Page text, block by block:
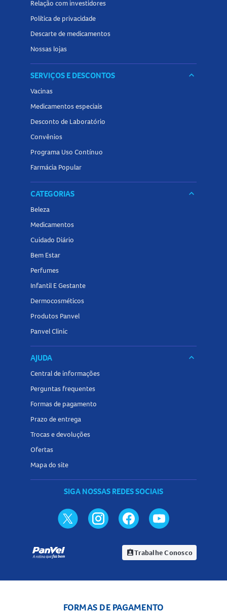
Relação com investidores
Política de privacidade
Descarte de medicamentos
Nossas lojas
SERVIÇOS E DESCONTOS keyboard_arrow_down
Vacinas
Medicamentos especiais
Desconto de Laboratório
Convênios
Programa Uso Contínuo
Farmácia Popular
CATEGORIAS keyboard_arrow_down
Beleza
Medicamentos
Cuidado Diário
Bem Estar
Perfumes
Infantil E Gestante
Dermocosméticos
Produtos Panvel
Panvel Clinic
AJUDA keyboard_arrow_down
Central de informações
Perguntas frequentes
Formas de pagamento
Prazo de entrega
Trocas e devoluções
Ofertas
Mapa do site
SIGA NOSSAS REDES SOCIAIS
assignment_indTrabalhe Conosco
FORMAS DE PAGAMENTO